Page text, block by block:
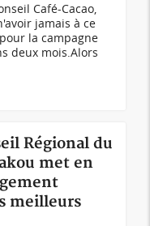
Café-Cacao,
jamais à ce
la campagne
deux mois.Alors
Régional du
met en
meilleurs